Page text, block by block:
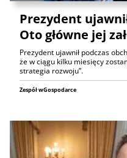
Prezydent
Oto główne jej
Prezydent ujawnił podczas
że w ciągu kilku miesięcy
strategia rozwoju”.
Zespół wGospodarce